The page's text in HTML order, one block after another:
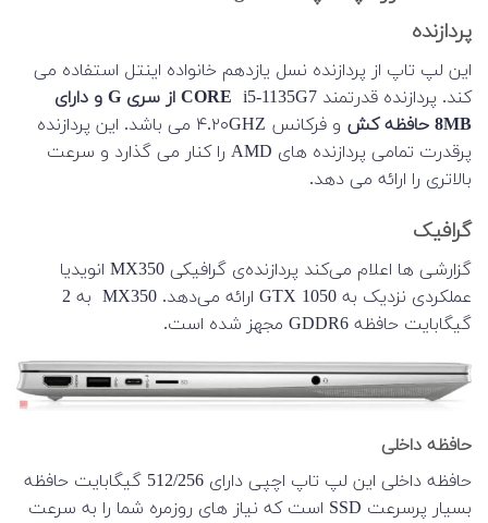
پردازنده
این لپ تاپ از پردازنده نسل یازدهم خانواده اینتل استفاده می
کند. پردازنده قدرتمند
CORE i5-1135G7
از سری G و دارای
8MB حافظه کش
و فرکانس ۴.۲۰GHZ می باشد. این پردازنده
پرقدرت تمامی پردازنده های AMD را کنار می گذارد و سرعت
بالاتری را ارائه می دهد.
گرافیک
گزارشی ها اعلام می‌کند پردازنده‌ی گرافیکی MX350 انویدیا
عملکردی نزدیک به GTX 1050 ارائه می‌دهد.
MX350
به 2
گیگابایت حافظه GDDR6 مجهز شده است.
حافظه داخلی
حافظه داخلی این لپ تاپ اچپی دارای 512/256 گیگابایت حافظه
بسیار پرسرعت SSD است که نیاز های روزمره شما را به سرعت